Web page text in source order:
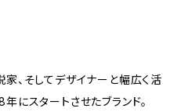
家、そしてデザイナーと幅広く活
にスタートさせたブランド。